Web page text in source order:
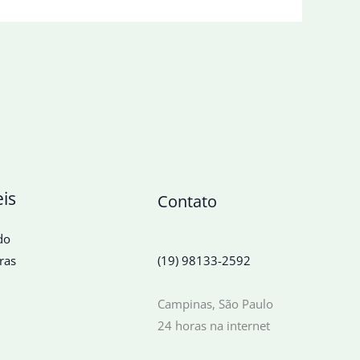
Contato
(19) 98133-2592
Campinas, São Paulo
24 horas na internet